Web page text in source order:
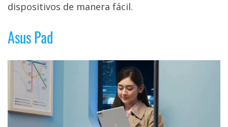
dispositivos de manera fácil.
Asus Pad